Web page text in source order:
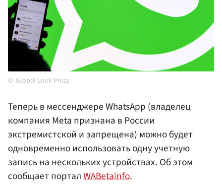
Global Look Press
Теперь в мессенджере WhatsApp (владелец
компания Meta признана в России
экстремистской и запрещена) можно будет
одновременно использовать одну учетную
запись на нескольких устройствах. Об этом
сообщает порталWABetainfo.